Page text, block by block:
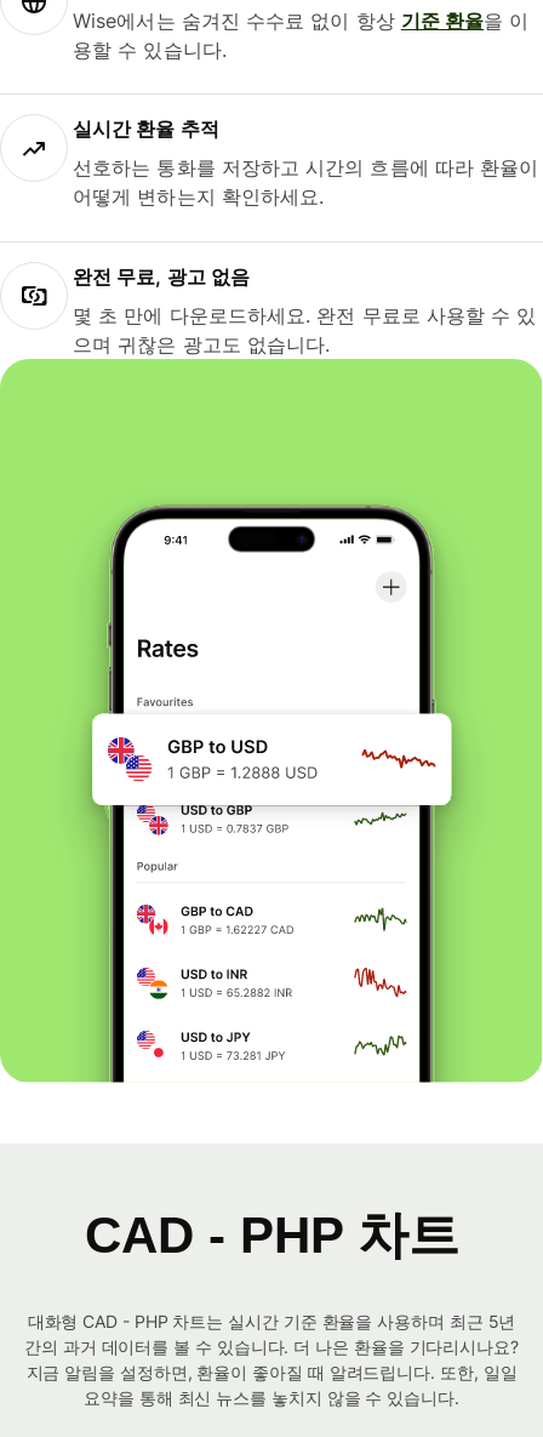
Wise에서는 숨겨진 수수료 없이 항상 기준 환율을 이
용할 수 있습니다.
실시간 환율 추적
선호하는 통화를 저장하고 시간의 흐름에 따라 환율이
어떻게 변하는지 확인하세요.
완전 무료, 광고 없음
몇 초 만에 다운로드하세요. 완전 무료로 사용할 수 있
으며 귀찮은 광고도 없습니다.
CAD - PHP 차트
대화형 CAD - PHP 차트는 실시간 기준 환율을 사용하며 최근 5년
간의 과거 데이터를 볼 수 있습니다. 더 나은 환율을 기다리시나요?
지금 알림을 설정하면, 환율이 좋아질 때 알려드립니다. 또한, 일일
요약을 통해 최신 뉴스를 놓치지 않을 수 있습니다.